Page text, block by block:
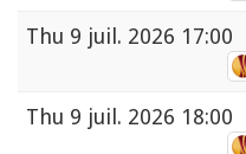
Thu 9 juil. 2026 17:00
Thu 9 juil. 2026 18:00